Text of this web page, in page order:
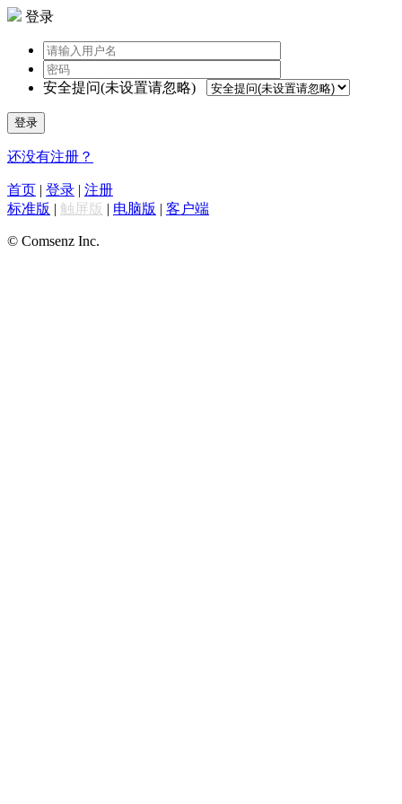
登录
安全提问(未设置请忽略)
登录
还没有注册？
首页 | 登录 | 注册
标准版 | 触屏版 | 电脑版 | 客户端
© Comsenz Inc.